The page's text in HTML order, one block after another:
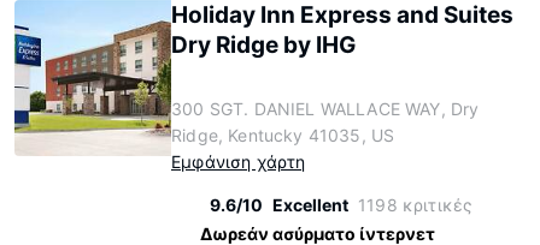
Holiday Inn Express and Suites
Dry Ridge by IHG
300 SGT. DANIEL WALLACE WAY, Dry
Ridge, Kentucky 41035, US
Εμφάνιση χάρτη
9.6/10 Excellent 1198 κριτικές
Δωρεάν ασύρματο ίντερνετ